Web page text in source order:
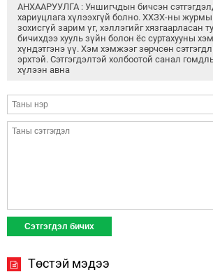
АНХААРУУЛГА : Уншигчдын бичсэн
хариуцлага хүлээхгүй болно. ХХЗХ-ны
зохисгүй зарим үг, хэллэгийг хязгаарласан
бичихдээ хууль зүйн болон ёс суртахууны
хүндэтгэнэ үү. Хэм хэмжээг зөрчсөн
эрхтэй. Сэтгэгдэлтэй холбоотой санал
хүлээн авна
Төстэй мэдээ